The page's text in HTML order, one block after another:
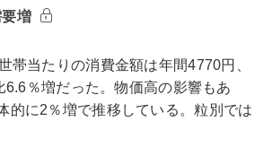
増
当たりの消費金額は年間4770円、
％増だった。物価高の影響もあ
的に2％増で推移している。粒別では